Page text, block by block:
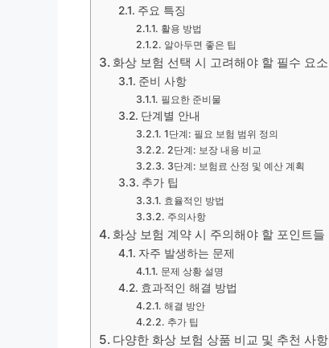
주요 특징
활용 방법
알아두면 좋은 팁
화상 보험 선택 시 고려해야 할 필수 요소
준비 사항
필요한 준비물
단계별 안내
1단계: 필요 보험 범위 정의
2단계: 보장 내용 비교
3단계: 보험료 산정 및 예산 계획
추가 팁
효율적인 방법
주의사항
화상 보험 계약 시 주의해야 할 포인트들
자주 발생하는 문제
문제 상황 설명
효과적인 해결 방법
해결 방안
추가 팁
다양한 화상 보험 상품 비교 및 추천 사항